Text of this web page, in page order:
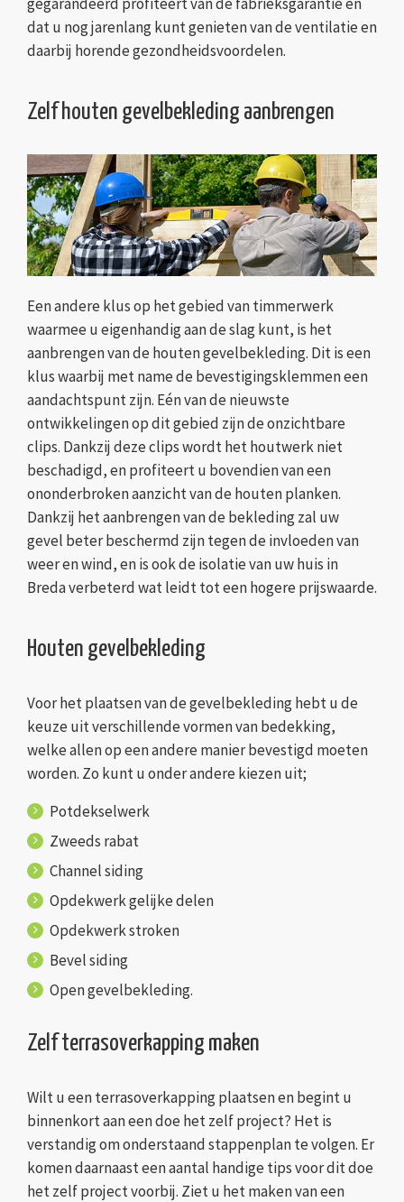
dat u nog jarenlang kunt genieten van de ventilatie en
daarbij horende gezondheidsvoordelen.
Zelf houten gevelbekleding aanbrengen
Een andere klus op het gebied van timmerwerk
waarmee u eigenhandig aan de slag kunt, is het
aanbrengen van de houten gevelbekleding. Dit is een
klus waarbij met name de bevestigingsklemmen een
aandachtspunt zijn. Eén van de nieuwste
ontwikkelingen op dit gebied zijn de onzichtbare
clips. Dankzij deze clips wordt het houtwerk niet
beschadigd, en profiteert u bovendien van een
ononderbroken aanzicht van de houten planken.
Dankzij het aanbrengen van de bekleding zal uw
gevel beter beschermd zijn tegen de invloeden van
weer en wind, en is ook de isolatie van uw huis in
Breda verbeterd wat leidt tot een hogere prijswaarde.
Houten gevelbekleding
Voor het plaatsen van de gevelbekleding hebt u de
keuze uit verschillende vormen van bedekking,
welke allen op een andere manier bevestigd moeten
worden. Zo kunt u onder andere kiezen uit;
Potdekselwerk
Zweeds rabat
Channel siding
Opdekwerk gelijke delen
Opdekwerk stroken
Bevel siding
Open gevelbekleding.
Zelf terrasoverkapping maken
Wilt u een terrasoverkapping plaatsen en begint u
binnenkort aan een doe het zelf project? Het is
verstandig om onderstaand stappenplan te volgen. Er
komen daarnaast een aantal handige tips voor dit doe
het zelf project voorbij. Ziet u het maken van een